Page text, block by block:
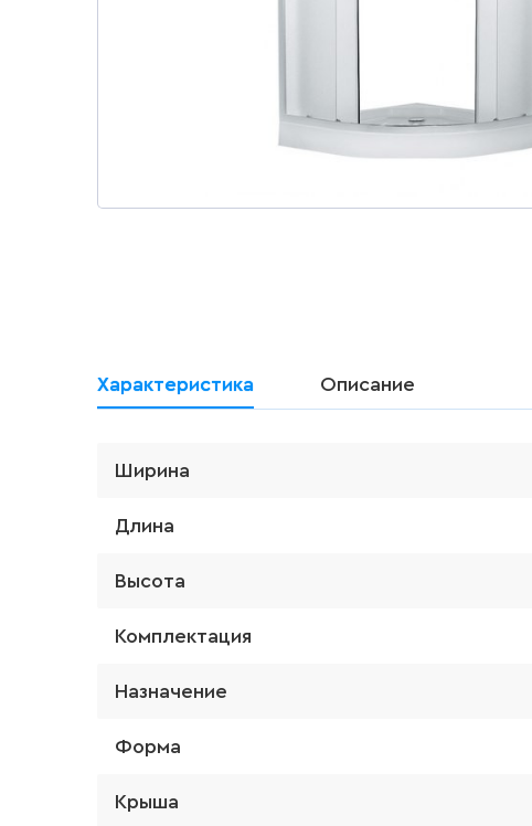
Характеристика Описание
Ширина
Длина
Высота
Комплектация
Назначение
Форма
Крыша